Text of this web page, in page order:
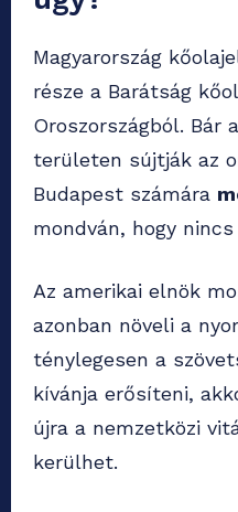
Magyarország
része a Barátság
Oroszországból. Bár
területen sújtják az
Budapest számára
mondván, hogy
Az amerikai elnök
azonban növeli a
ténylegesen a
kívánja erősíteni,
újra a nemzetközi
kerülhet.